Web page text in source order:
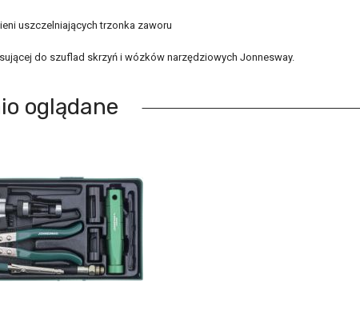
uszczelniających trzonka zaworu
do szuflad skrzyń i wózków narzędziowych Jonnesway.
oglądane